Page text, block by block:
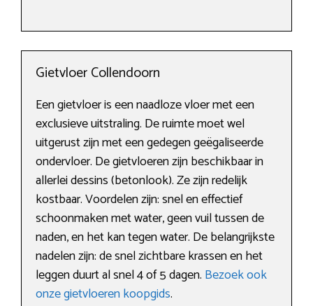
Gietvloer Collendoorn
Een gietvloer is een naadloze vloer met een
exclusieve uitstraling. De ruimte moet wel
uitgerust zijn met een gedegen geëgaliseerde
ondervloer. De gietvloeren zijn beschikbaar in
allerlei dessins (betonlook). Ze zijn redelijk
kostbaar. Voordelen zijn: snel en effectief
schoonmaken met water, geen vuil tussen de
naden, en het kan tegen water. De belangrijkste
nadelen zijn: de snel zichtbare krassen en het
leggen duurt al snel 4 of 5 dagen. Bezoek ook
onze gietvloeren koopgids.